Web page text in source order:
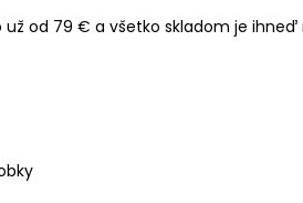
od 79 € a všetko skladom je ihneď